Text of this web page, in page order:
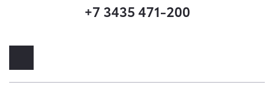
+7 3435 471-200